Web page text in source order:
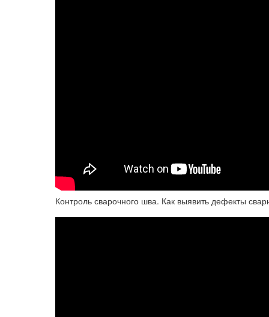
Контроль сварочного шва. Как выявить дефекты